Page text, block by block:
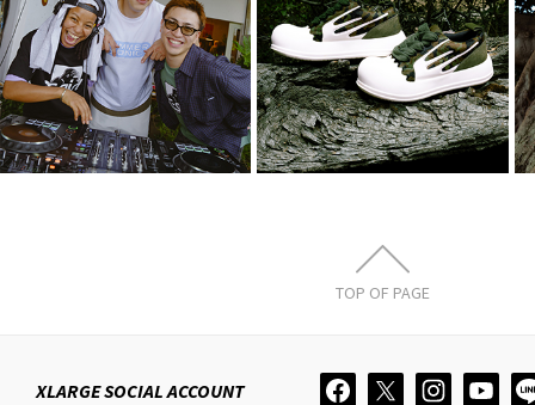
× SUMMER
SONIC 2…
8月 4, 2026
Rhime
8月 3, 2026
TOP OF PAGE
XLARGESOCIAL ACCOUNT